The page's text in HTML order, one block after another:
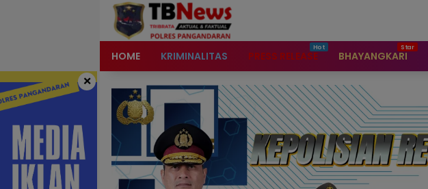
HOME KRIMINALITAS PRESS RELEASE BHAYANGKARI
×